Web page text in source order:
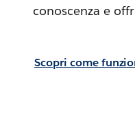
conoscenza e
Scopri come